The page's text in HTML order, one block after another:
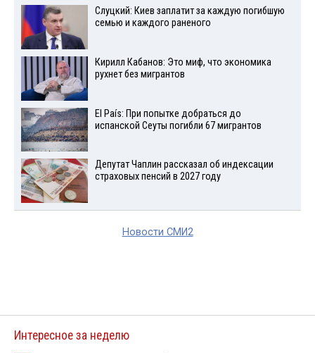
Слуцкий: Киев заплатит за каждую погибшую
семью и каждого раненого
Кирилл Кабанов: Это миф, что экономика
рухнет без мигрантов
El País: При попытке добраться до
испанской Сеуты погибли 67 мигрантов
Депутат Чаплин рассказал об индексации
страховых пенсий в 2027 году
Новости СМИ2
Интересное за неделю